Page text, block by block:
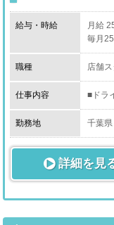
給与・時給
月給
毎月
職種 店舗
仕事内容
■ドラ
タッフ
勤務地
千葉
詳細を見